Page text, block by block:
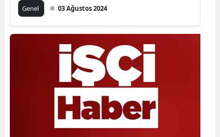
Kırıkkale
Genel 03 Ağustos 2024